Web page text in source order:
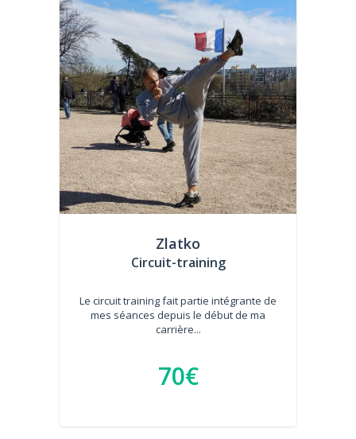
Zlatko
Circuit-training
Le circuit training fait partie intégrante de
mes séances depuis le début de ma
carrière...
70€